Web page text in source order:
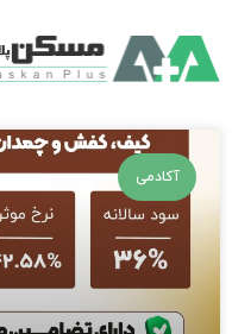
محتوا
آکادمی